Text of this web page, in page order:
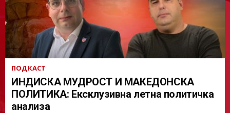
ПОДКАСТ
ИНДИСКА МУДРОСТ И МАКЕДОНСКА
ПОЛИТИКА: Ексклузивна летна политичка
анализа